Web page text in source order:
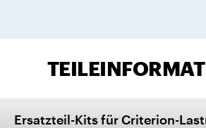
Ersatzteil-Kits für Criterion-